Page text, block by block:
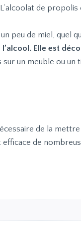
de
peu de miel, quel
Elle est
un meuble ou
de la mettre
de